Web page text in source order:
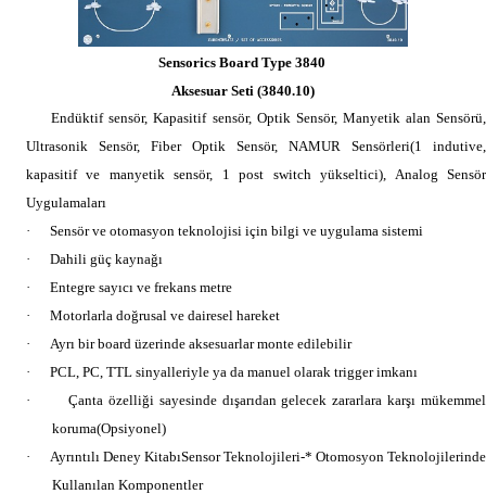
Sensorics Board Type 3840
Aksesuar Seti (3840.10)
Endüktif sensör, Kapasitif sensör, Optik Sensör, Manyetik alanSensörü,
Ultrasonik Sensör, Fiber Optik Sensör, NAMUR Sensörleri(1 indutive,
kapasitif ve manyetik sensör, 1 post switch yükseltici), Analog Sensör
Uygulamaları
·
Sensör ve otomasyon teknolojisi için bilgi ve uygulama sistemi
·
Dahili güç kaynağı
·
Entegre sayıcı ve frekans metre
·
Motorlarla doğrusal ve dairesel hareket
·
Ayrı bir board üzerinde aksesuarlar monte edilebilir
·
PCL, PC, TTL sinyalleriyle ya da manuel olarak trigger imkanı
·
Çanta özelliği sayesinde dışarıdan gelecek zararlara karşı mükemmel
koruma(Opsiyonel)
·
Ayrıntılı Deney KitabıSensor Teknolojileri-* Otomosyon Teknolojilerinde
Kullanılan Komponentler